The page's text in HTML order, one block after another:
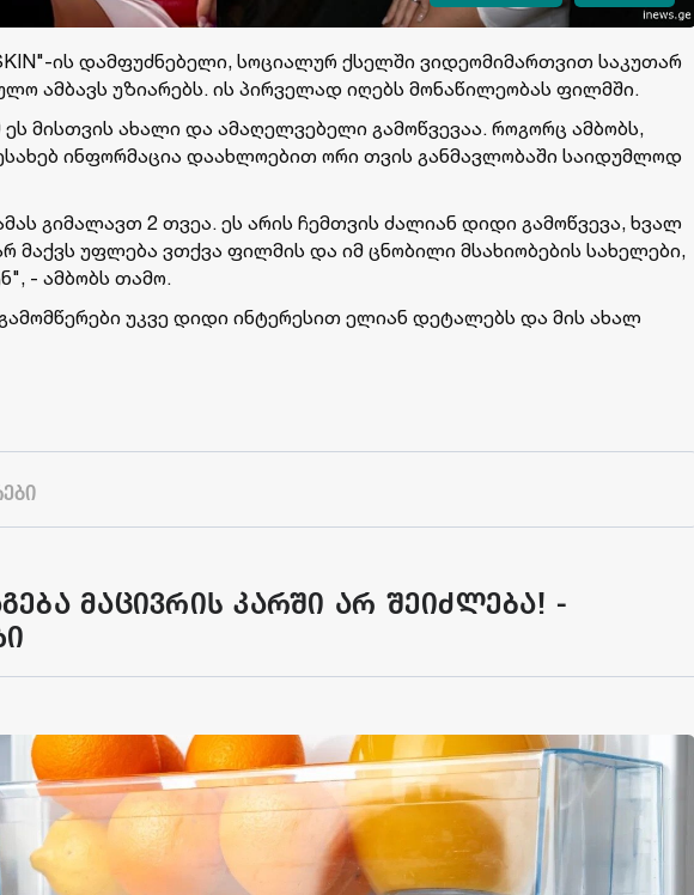
ის დამფუძნებელი, სოციალურ ქსელში ვიდეომიმართვით საკუთარ
ამბავს უზიარებს. ის პირველად იღებს მონაწილეობას ფილმში.
მისთვის ახალი და ამაღელვებელი გამოწვევაა. როგორც ამბობს,
ინფორმაცია დაახლოებით ორი თვის განმავლობაში საიდუმლოდ
გიმალავთ 2 თვეა. ეს არის ჩემთვის ძალიან დიდი გამოწვევა, ხვალ
მაქვს უფლება ვთქვა ფილმის და იმ ცნობილი მსახიობების სახელები,
- ამბობს თამო.
უკვე დიდი ინტერესით ელიან დეტალებს და მის ახალ
მაცივრის კარში არ შეიძლება! -